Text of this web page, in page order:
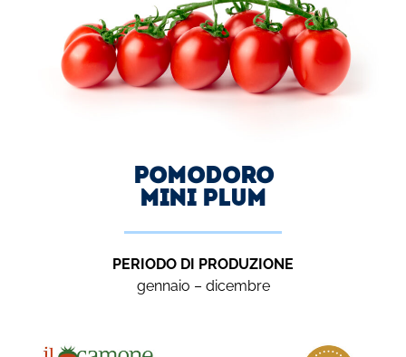
Pomodoro
MINI PLUM
PERIODO DI PRODUZIONE
gennaio – dicembre